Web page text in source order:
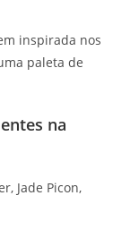
inspirada nos
paleta de
na
Jade Picon,